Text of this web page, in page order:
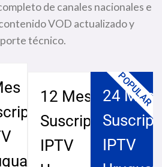
de canales nacionales e
VOD actualizado y
técnico.
12 Mes
Suscripción
IPTV
POPULAR
24 Mes
IPTV